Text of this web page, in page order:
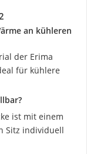
an kühleren
der Erima
für kühlere
ist mit einem
Sitz individuell